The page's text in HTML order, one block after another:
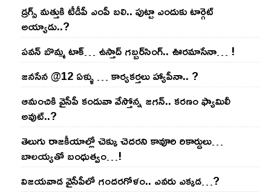
డ్రగ్స్ మత్తుకి టీడీపీ ఎంపీ బలి.. పుట్టా ఎందుకు టార్గెట్
అయ్యాడు..?
ప‌వ‌న్ బొమ్మ టాక్‌… ఉస్తాద్ గ‌బ్బ‌ర్‌సింగ్‌.. ఊర‌మాసేనా… !
జనసేన @12 ఏళ్ళు … కార్యకర్తలు హ్యాపీనా.. ?
ఆమంచికి వైసీపీ కండువా వేస్తోన్న జ‌గ‌న్‌.. క‌ర‌ణం ఫ్యామిలీ
అవుట్‌..?
తెలుగు రాజ‌కీయాల్లో చెక్కు చెద‌ర‌ని కావూరి రికార్డులు…
బాల‌య్యతో బంధుత్వం…!
విజ‌య‌వాడ వైసీపీలో గంద‌ర‌గోళం.. ఎవ‌రు ఎక్క‌డ‌…?